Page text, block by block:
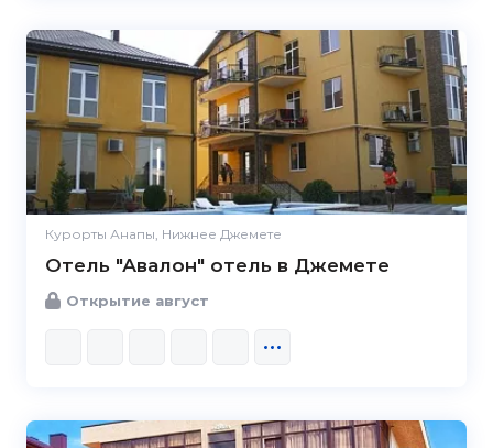
Курорты Анапы, Нижнее Джемете
Отель "Авалон" отель в Джемете
Открытие август